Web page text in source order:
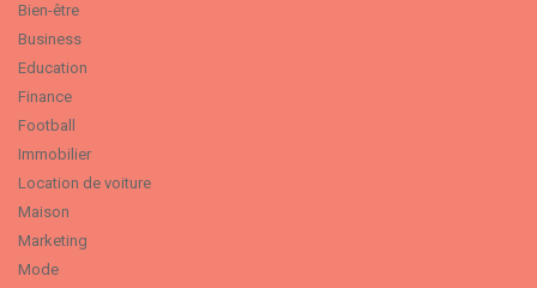
Bien-être
Business
Education
Finance
Football
Immobilier
Location de voiture
Maison
Marketing
Mode